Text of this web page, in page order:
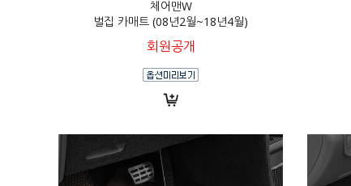
체어맨W
벌집 카매트 (08년2월~18년4월)
회원공개